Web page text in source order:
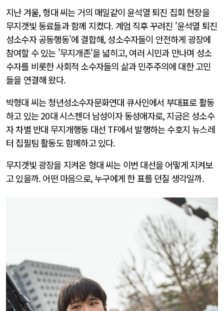
지난 겨울, 형대 씨는 거의 매일같이 윤석열 퇴진 집회 현장을
무지갯빛 동료들과 함께 지켰다. 계엄 직후 꾸려진 '윤석열 퇴진
성소수자 공동행동'에 결합해, 성소수자들이 안전하게 광장에
참여할 수 있는 '무지개존'을 넓히고, 여러 시민과 만나며 성소
수자를 비롯한 사회적 소수자들의 삶과 민주주의에 대한 고민
들을 연결해 왔다.
박형대 씨는 청년성소수자문화연대 큐사인에서 부대표로 활동
하고 있는 20대 시스젠더 남성이자 동성애자로, 지금은 성소수
자 차별 반대 무지개행동 대선 TF에서 발행하는 수호지 뉴스레
터 집필팀 활동도 함께하고 있다.
무지갯빛 광장을 지켜온 형대 씨는 이번 대선을 어떻게 지켜보
고 있을까. 어떤 마음으로, 누구에게 한 표를 던질 생각일까.